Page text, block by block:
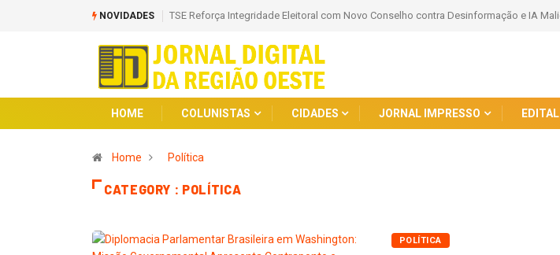
NOVIDADES
Desinformação e IA MaliciosaPrefeitura de Santana de Parnaíba entrega 107 kits do programa Mãe Parnaibana
HOME COLUNISTAS CIDADES JORNAL IMPRESSO EDITAL
Home Política
CATEGORY : POLÍTICA
POLÍTICA